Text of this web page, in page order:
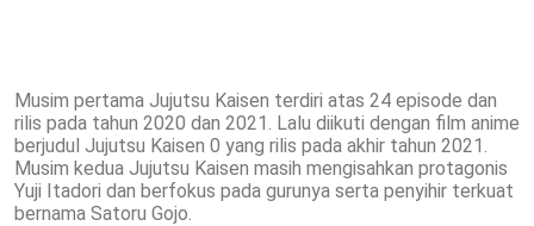
Musim pertama Jujutsu Kaisen terdiri atas 24 episode dan
rilis pada tahun 2020 dan 2021. Lalu diikuti dengan film anime
berjudul Jujutsu Kaisen 0 yang rilis pada akhir tahun 2021.
Musim kedua Jujutsu Kaisen masih mengisahkan protagonis
Yuji Itadori dan berfokus pada gurunya serta penyihir terkuat
bernama Satoru Gojo.